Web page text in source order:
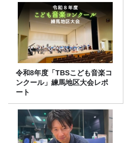
令和8年度「TBSこども音楽コ
ンクール」練馬地区大会レポ
ート